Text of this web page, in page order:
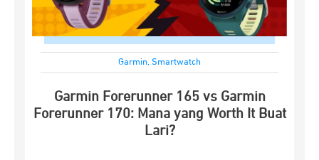
Garmin, Smartwatch
Garmin Forerunner 165 vs Garmin
Forerunner 170: Mana yang Worth It Buat
Lari?